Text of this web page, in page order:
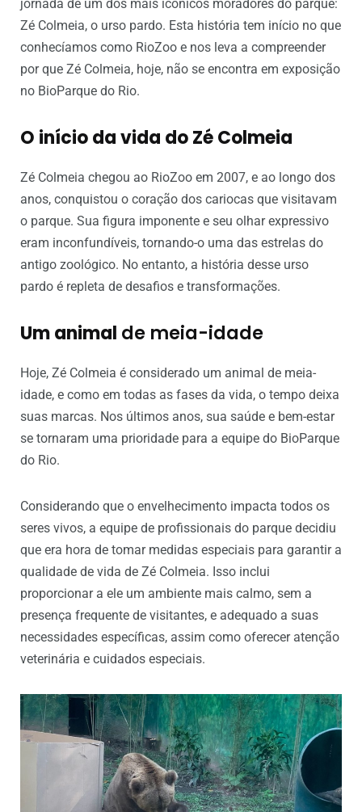
jornada de um dos mais icônicos moradores do parque:
Zé Colmeia, o urso pardo. Esta história tem início no que
conhecíamos como RioZoo e nos leva a compreender
por que Zé Colmeia, hoje, não se encontra em exposição
no BioParque do Rio.
O início da vida do Zé Colmeia
Zé Colmeia chegou ao RioZoo em 2007, e ao longo dos
anos, conquistou o coração dos cariocas que visitavam
o parque. Sua figura imponente e seu olhar expressivo
eram inconfundíveis, tornando-o uma das estrelas do
antigo zoológico. No entanto, a história desse urso
pardo é repleta de desafios e transformações.
Um animal de meia-idade
Hoje, Zé Colmeia é considerado um animal de meia-
idade, e como em todas as fases da vida, o tempo deixa
suas marcas. Nos últimos anos, sua saúde e bem-estar
se tornaram uma prioridade para a equipe do BioParque
do Rio.
Considerando que o envelhecimento impacta todos os
seres vivos, a equipe de profissionais do parque decidiu
que era hora de tomar medidas especiais para garantir a
qualidade de vida de Zé Colmeia. Isso inclui
proporcionar a ele um ambiente mais calmo, sem a
presença frequente de visitantes, e adequado a suas
necessidades específicas, assim como oferecer atenção
veterinária e cuidados especiais.